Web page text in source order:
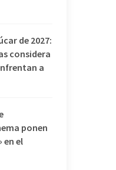
de 2027:
considera
a
ponen
en el